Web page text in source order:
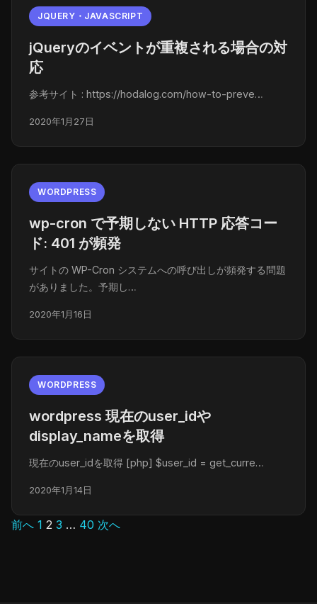
JQUERY・JAVASCRIPT
jQueryのイベントが重複される場合の対
応
参考サイト : https://hodalog.com/how-to-preve…
2020年1月27日
WORDPRESS
wp-cron で予期しない HTTP 応答コー
ド: 401 が頻発
サイトの WP-Cron システムへの呼び出しが頻発する問題
がありました。予期し…
2020年1月16日
WORDPRESS
wordpress 現在のuser_idや
display_nameを取得
現在のuser_idを取得 [php] $user_id = get_curre…
2020年1月14日
投
前へ 1 2 3 … 40 次へ